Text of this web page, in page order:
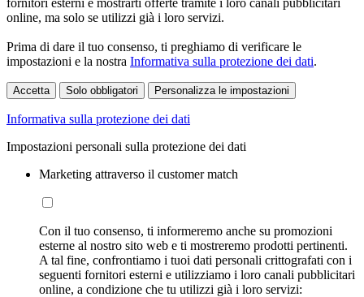
online, ma solo se utilizzi già i loro servizi.
Prima di dare il tuo consenso, ti preghiamo di verificare le
impostazioni e la nostra Informativa sulla protezione dei dati.
Accetta Solo obbligatori Personalizza le impostazioni
Informativa sulla protezione dei dati
Impostazioni personali sulla protezione dei dati
Marketing attraverso il customer match
Con il tuo consenso, ti informeremo anche su promozioni
esterne al nostro sito web e ti mostreremo prodotti pertinenti.
A tal fine, confrontiamo i tuoi dati personali crittografati con i
seguenti fornitori esterni e utilizziamo i loro canali pubblicitari
online, a condizione che tu utilizzi già i loro servizi: